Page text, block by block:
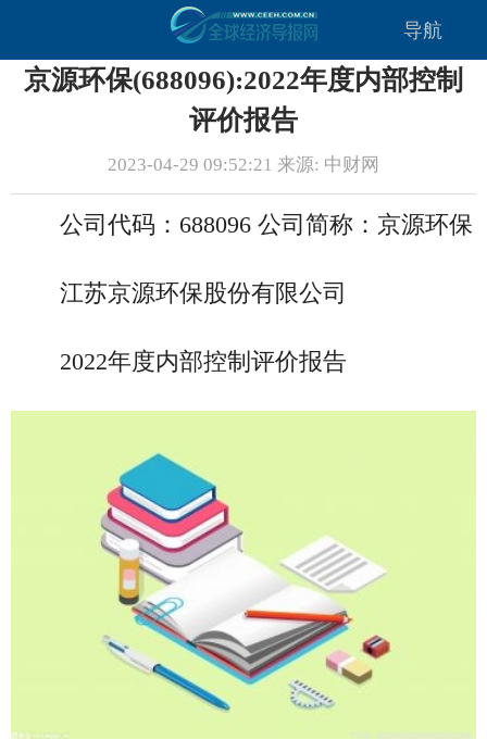
导航
京源环保(688096):2022年度内部控制
评价报告
2023-04-29 09:52:21 来源: 中财网
公司代码：688096 公司简称：京源环保
江苏京源环保股份有限公司
2022年度内部控制评价报告